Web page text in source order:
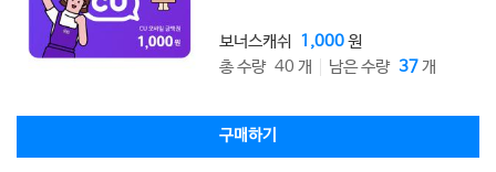
보너스캐쉬 1,000원
총 수량 40 개
남은 수량 37개
구매하기